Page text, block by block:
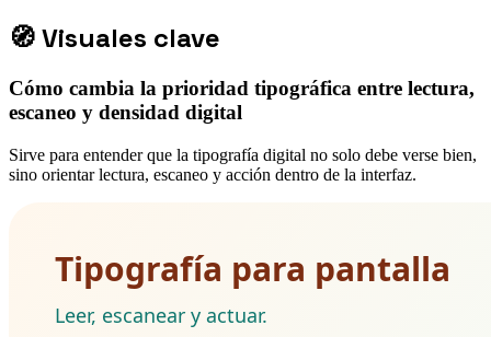
🧭Visuales clave
Cómo cambia la prioridad tipográfica entre lectura,
escaneo y densidad digital
Sirve para entender que la tipografía digital no solo debe verse bien,
sino orientar lectura, escaneo y acción dentro de la interfaz.